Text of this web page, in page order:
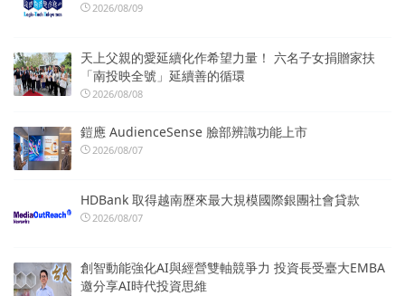
2026/08/09
天上父親的愛延續化作希望力量！ 六名子女捐贈家扶
「南投映全號」延續善的循環
2026/08/08
鎧應 AudienceSense 臉部辨識功能上市
2026/08/07
HDBank 取得越南歷來最大規模國際銀團社會貸款
2026/08/07
創智動能強化AI與經營雙軸競爭力 投資長受臺大EMBA
邀分享AI時代投資思維